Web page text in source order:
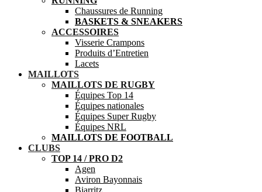
Chaussures de Running
BASKETS & SNEAKERS
ACCESSOIRES
Visserie Crampons
Produits d’Entretien
Lacets
MAILLOTS
MAILLOTS DE RUGBY
Équipes Top 14
Équipes nationales
Équipes Super Rugby
Équipes NRL
MAILLOTS DE FOOTBALL
CLUBS
TOP 14 / PRO D2
Agen
Aviron Bayonnais
Biarritz